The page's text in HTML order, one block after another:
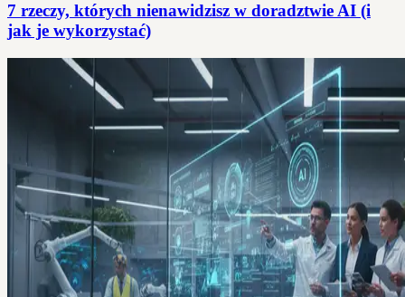
7 rzeczy, których nienawidzisz w doradztwie AI (i
jak je wykorzystać)